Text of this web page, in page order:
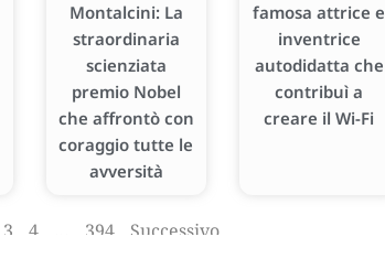
Montalcini: La
straordinaria
scienziata
premio Nobel
che affrontò con
coraggio tutte le
avversità
famosa attrice e
inventrice
autodidatta che
contribuì a
creare il Wi-Fi
3 4 394 Successivo